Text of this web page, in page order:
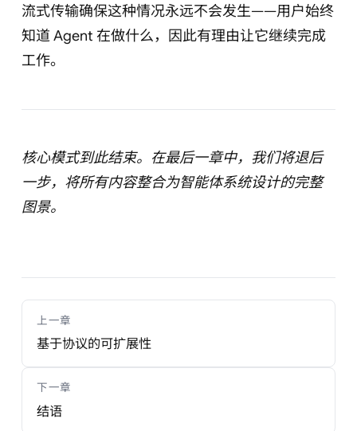
流式传输确保这种情况永远不会发生——用户始终
知道 Agent 在做什么，因此有理由让它继续完成
工作。
核心模式到此结束。在最后一章中，我们将退后
一步，将所有内容整合为智能体系统设计的完整
图景。
上一章
基于协议的可扩展性
下一章
结语